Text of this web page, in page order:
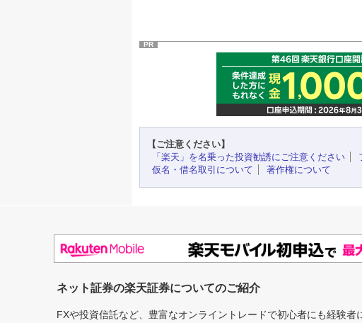
PR
【ご注意ください】
「楽天」を名乗った投資勧誘にご注意ください
仮名・借名取引について
著作権について
ネット証券の楽天証券についてのご紹介
FXや投資信託など、豊富なオンライントレードで初心者にも経験